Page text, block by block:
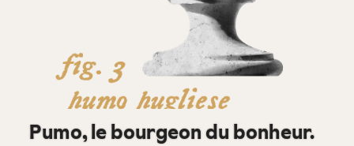
Pumo, le bourgeon du bonheur.